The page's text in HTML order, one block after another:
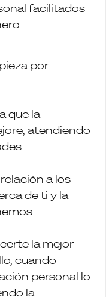
facilitados
por
que la
atendiendo
a los
de ti y la
la mejor
cuando
personal lo
la